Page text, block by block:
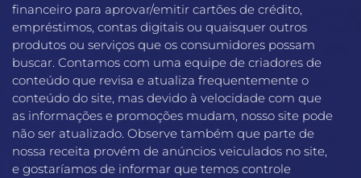
financeiro para aprovar/emitir cartões de crédito,
empréstimos, contas digitais ou quaisquer outros
produtos ou serviços que os consumidores possam
buscar. Contamos com uma equipe de criadores de
conteúdo que revisa e atualiza frequentemente o
conteúdo do site, mas devido à velocidade com que
as informações e promoções mudam, nosso site pode
não ser atualizado. Observe também que parte de
nossa receita provém de anúncios veiculados no site,
e gostaríamos de informar que temos controle